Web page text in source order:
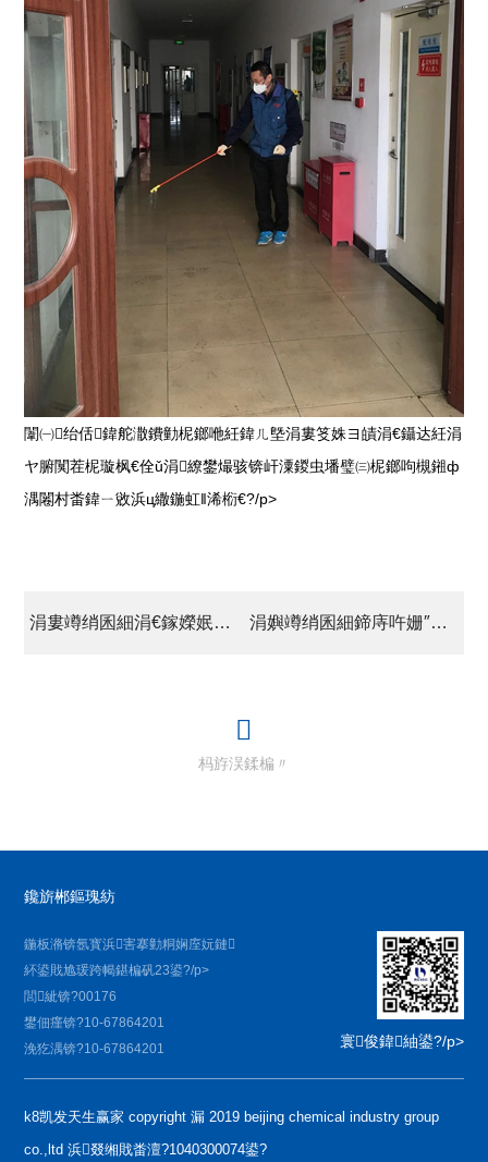
闈㈠绐佸鍏舵潵鐨勭柅鎯咃紝鍏ㄦ墍涓婁笅姝ヨ皟涓€鑷达紝涓
ヤ腑闃茬柅璇枫€佺ǔ涓繚鐢熶骇锛屽潥鍐虫墦璧㈢柅鎯呴槻鎺ф
湡闂村畨鍏ㄧ敓浜ц繖鍦虹‖浠椼€?/p>
涓婁竴绡囷細涓€鎵嬫姄鐤儏闃叉帶 涓€鎵嬫姄澶嶅伐澶嶄骇 涓嬩竴绡囷細鍗庤吘姗″ | 鍏ㄥ姏淇濋殰鎶椻€滅柅鈥濅竴绾垮尰鐢ㄦ墜濂椾緵搴?/a>
杩斿洖鍒楄〃
鑱旂郴鏂瑰紡
鍦板潃锛氬寳浜害搴勭粡娴庢妧鏈
紑鍙戝尯瑗跨幆鍖楄矾23鍙?/p>
閭紪锛?00176
鐢佃瘽锛?10-67864201
浼犵湡锛?10-67864201
寰俊鍏紬鍙?/p>
k8凯发天生赢家 copyright 漏 2019 beijing chemical industry group
co.,ltd 浜叕缃戝畨澶?1040300074鍙?